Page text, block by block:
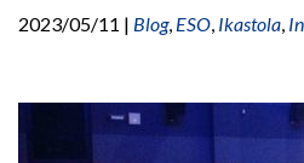
2023/05/11 | Blog, ESO, Ikastola,